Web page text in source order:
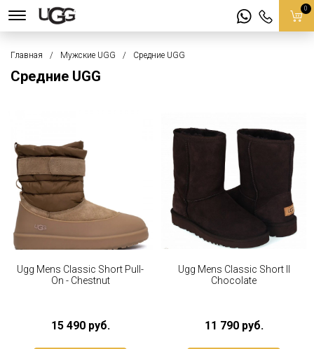
0
Главная Мужские UGG Средние UGG
Средние UGG
Ugg Mens Classic Short Pull-
On - Chestnut
15 490 руб.
Ugg Mens Classic Short II
Chocolate
11 790 руб.